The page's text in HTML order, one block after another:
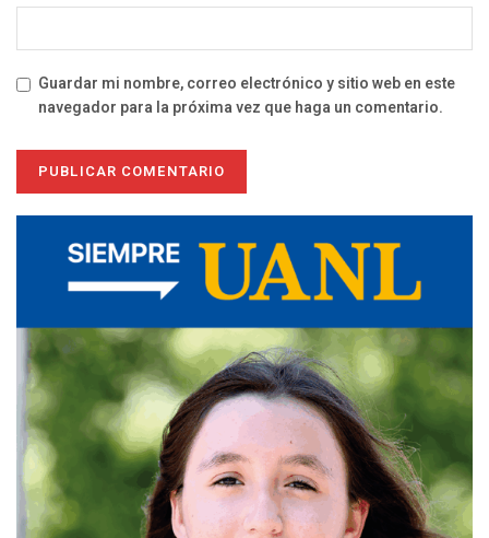
Guardar mi nombre, correo electrónico y sitio web en este
navegador para la próxima vez que haga un comentario.